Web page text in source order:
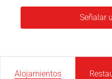
Señalar
Alojamientos